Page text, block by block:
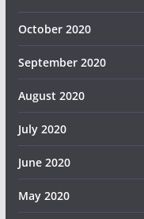
October 2020
September 2020
August 2020
July 2020
June 2020
May 2020